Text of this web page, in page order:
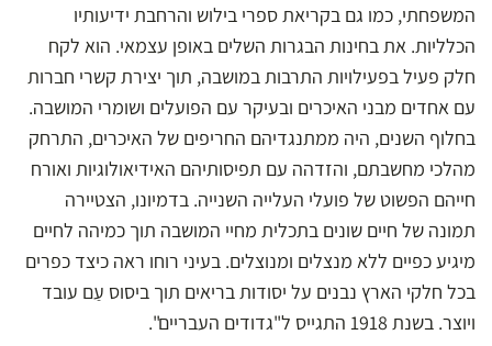
המשפחתי, כמו גם בקריאת ספרי בילוש והרחבת ידיעותיו
הכלליות. את בחינות הבגרות השלים באופן עצמאי. הוא לקח
חלק פעיל בפעילויות התרבות במושבה, תוך יצירת קשרי חברות
עם אחדים מבני האיכרים ובעיקר עם הפועלים ושומרי המושבה.
בחלוף השנים, היה ממתנגדיהם החריפים של האיכרים, התרחק
מהלכי מחשבתם, והזדהה עם תפיסותיהם האידיאולוגיות ואורח
חייהם הפשוט של פועלי העלייה השנייה. בדמיונו, הצטיירה
תמונה של חיים שונים בתכלית מחיי המושבה תוך כמיהה לחיים
מיגיע כפיים ללא מנצלים ומנוצלים. בעיני רוחו ראה כיצד כפרים
בכל חלקי הארץ נבנים על יסודות בריאים תוך ביסוס עַם עובד
ויוצר. בשנת 1918 התגייס ל"גדודים העבריים".